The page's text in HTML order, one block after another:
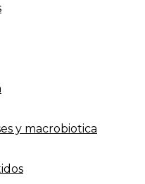
y macrobiotica